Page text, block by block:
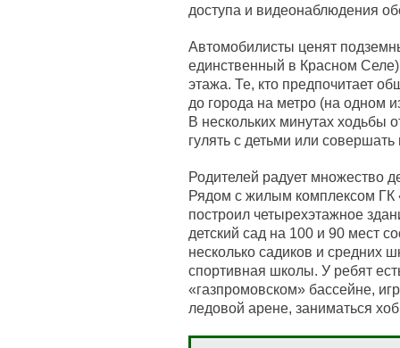
доступа и видеонаблюдения
Автомобилисты ценят
единственный в Красном
этажа. Те, кто предпочитает
до города на метро (на одном
В нескольких минутах ходьбы
гулять с детьми или
Родителей радует множество
Рядом с жилым комплексом ГК
построил четырехэтажное
детский сад на 100 и 90 мест
несколько садиков и средних
спортивная школы. У ребят
«газпромовском» бассейне,
ледовой арене, заниматься